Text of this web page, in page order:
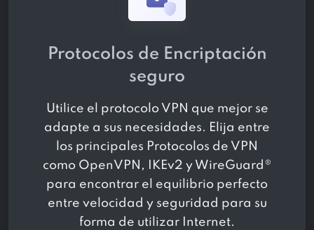
Protocolos de Encriptación
seguro
Utilice el protocolo VPN que mejor se
adapte a sus necesidades. Elija entre
los principales Protocolos de VPN
como OpenVPN, IKEv2 y WireGuard®
para encontrar el equilibrio perfecto
entre velocidad y seguridad para su
forma de utilizar Internet.